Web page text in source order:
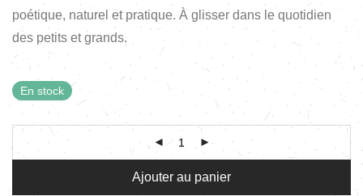
poétique, naturel et pratique. À glisser dans le quotidien
des petits et grands.
En stock
Ajouter au panier